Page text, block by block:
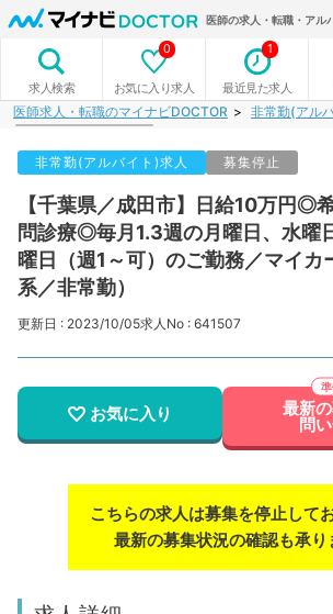
医師の求人・転職・アル
求人検索 お気に入り求人
0
最近見た求人
1
医師求人・転職のマイナビDOCTOR 非常勤(アル
非常勤(アルバイト)求人 募集停止
【千葉県／成田市】日給10万円◎
問診療◎毎月1.3週の月曜日、水曜
曜日（週1～可）のご勤務／マイカ
系／非常勤）
更新日 : 2023/10/05求人No : 641507
お気に入り 最新
問
こちらの求人は募集を停止して
最新の募集状況の確認も承り